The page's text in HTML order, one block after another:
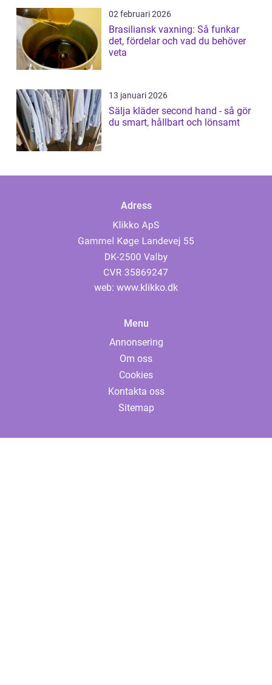
02 februari 2026
Brasiliansk vaxning: Så funkar
det, fördelar och vad du behöver
veta
13 januari 2026
Sälja kläder second hand - så gör
du smart, hållbart och lönsamt
Adress
web: www.klikko.dk
Menu
Annonsering
Om oss
Cookies
Kontakta oss
Sitemap